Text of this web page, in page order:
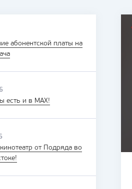
абонентской платы на
есть и в MAX!
от Подряда во